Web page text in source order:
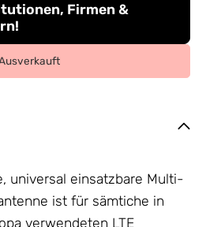
Firmen &
universal einsatzbare Multi-
ist für sämtiche in
verwendeten LTE